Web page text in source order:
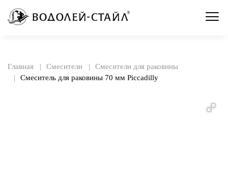
Главная Смесители
Смесители для раковины
Смеситель для раковины 70 мм Piccadilly